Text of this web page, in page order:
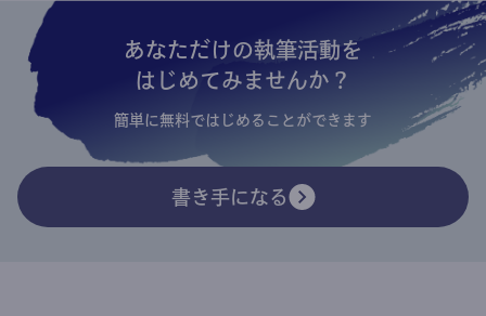
あなただけの執筆活動を
はじめてみませんか？
簡単に無料ではじめることができます
書き手になる